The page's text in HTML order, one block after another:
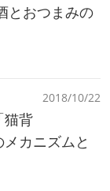
とおつまみの
2018/10/22
猫背
カニズムと